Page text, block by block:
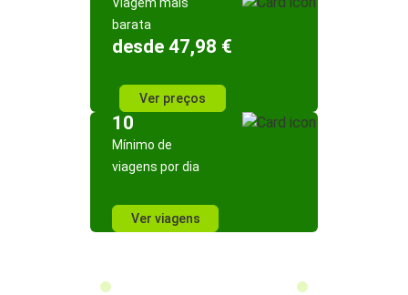
barata
desde 47,98 €
Ver preços
10
Mínimo de
viagens por dia
Ver viagens